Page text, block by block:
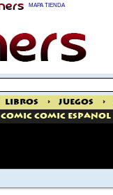
MAPA TIENDA
Libros > Juegos >
Comic Comic Espanol